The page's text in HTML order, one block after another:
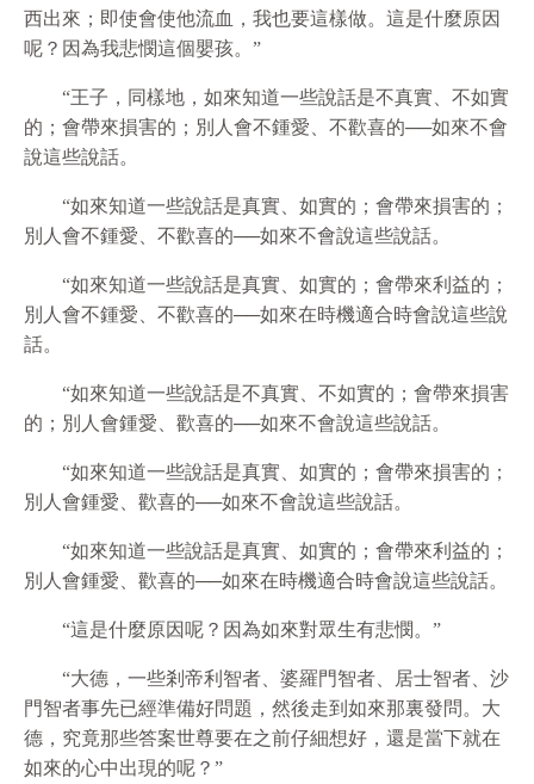
西出來；即使會使他流血，我也要這樣做。這是什麼原因
呢？因為我悲憫這個嬰孩。”
“王子，同樣地，如來知道一些說話是不真實、不如實
的；會帶來損害的；別人會不鍾愛、不歡喜的──如來不會
說這些說話。
“如來知道一些說話是真實、如實的；會帶來損害的；
別人會不鍾愛、不歡喜的──如來不會說這些說話。
“如來知道一些說話是真實、如實的；會帶來利益的；
別人會不鍾愛、不歡喜的──如來在時機適合時會說這些說
話。
“如來知道一些說話是不真實、不如實的；會帶來損害
的；別人會鍾愛、歡喜的──如來不會說這些說話。
“如來知道一些說話是真實、如實的；會帶來損害的；
別人會鍾愛、歡喜的──如來不會說這些說話。
“如來知道一些說話是真實、如實的；會帶來利益的；
別人會鍾愛、歡喜的──如來在時機適合時會說這些說話。
“這是什麼原因呢？因為如來對眾生有悲憫。”
“大德，一些剎帝利智者、婆羅門智者、居士智者、沙
門智者事先已經準備好問題，然後走到如來那裏發問。大
德，究竟那些答案世尊要在之前仔細想好，還是當下就在
如來的心中出現的呢？”